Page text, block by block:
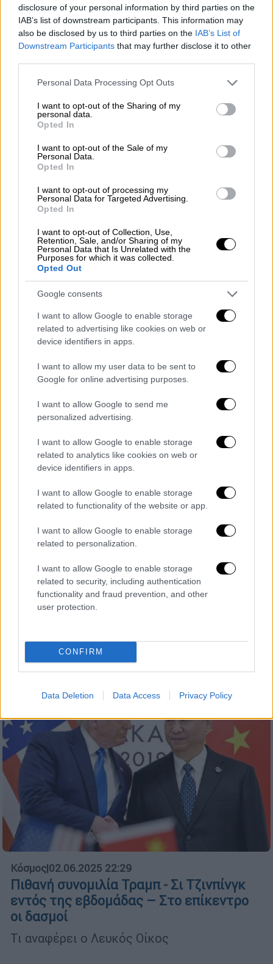
disclosure of your personal information by third parties on the
IAB’s list of downstream participants. This information may
also be disclosed by us to third parties on the IAB’s List of
Downstream Participants that may further disclose it to other
Please note that this website/app uses one or more Google
not limited to your visit or usage behaviour. You may click to
grant or deny consent to Google and its third-party tags to
use your data for below specified purposes in below Google
consent section.
Personal Data Processing Opt Outs
I want to opt-out of the Sharing of my
personal data.
Opted In
I want to opt-out of the Sale of my
Personal Data.
Opted In
I want to opt-out of processing my
Personal Data for Targeted Advertising.
Opted In
I want to opt-out of Collection, Use,
Retention, Sale, and/or Sharing of my
Personal Data that Is Unrelated with the
Purposes for which it was collected.
Opted Out
Google consents
I want to allow Google to enable storage
related to advertising like cookies on web or
device identifiers in apps.
I want to allow my user data to be sent to
Google for online advertising purposes.
I want to allow Google to send me
personalized advertising.
I want to allow Google to enable storage
related to analytics like cookies on web or
device identifiers in apps.
I want to allow Google to enable storage
related to functionality of the website or app.
I want to allow Google to enable storage
related to personalization.
I want to allow Google to enable storage
related to security, including authentication
functionality and fraud prevention, and other
user protection.
CONFIRM
Data Deletion Data Access Privacy Policy
Η επιχείρηση «Ιστός της Αράχνης» έπληξε
πολλές ρωσικές βάσεις και έβαλε σε
σκέψεις τον Ρώσο πρόεδρο
Ελλάδα|02.06.2025 22:40
Τραγωδία στο Ηράκλειο: 20χρονη
φοιτήτρια γέννησε στο σπίτι νεκρό
βρέφος
Ισχυρίζεται πως δεν ήξερε ότι ήταν έγκυος
«Νιώθω ντροπή»: Ξεσπά η
εκπαιδευτικός που την ανάγκασαν να
φύγει από το σπίτι που νοίκιαζε
ιδιοκτήτης
Κόσμος|02.06.2025 22:29
Πιθανή συνομιλία Τραμπ - Σι Τζινπίνγκ
εντός της εβδομάδας – Στο επίκεντρο
οι δασμοί
Τι αναφέρει ο Λευκός Οίκος